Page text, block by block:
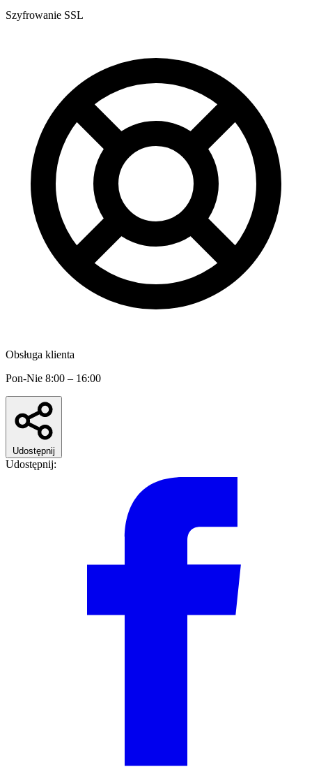
Szyfrowanie SSL
Obsługa klienta
Pon-Nie 8:00 – 16:00
Udostępnij
Udostępnij: